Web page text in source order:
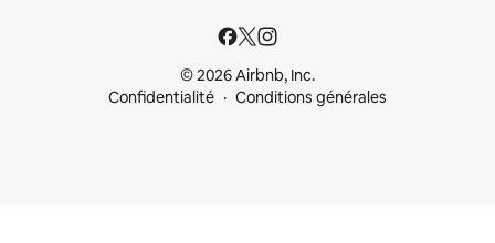
© 2026 Airbnb, Inc.
Confidentialité
Conditions générales